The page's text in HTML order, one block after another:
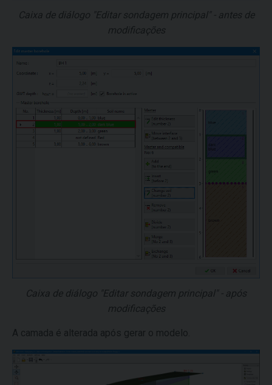
Caixa de diálogo "Editar sondagem principal" - antes de
modificações
Caixa de diálogo "Editar sondagem principal" - após
modificações
A camada é alterada após gerar o modelo.